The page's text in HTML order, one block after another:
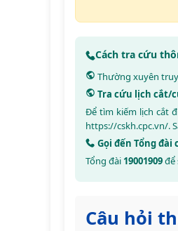
Cách tra cứu
Thường xuyên
Tra cứu lịch cắt/
Để tìm kiếm lịch cắt
https://cskh.cpc.vn/.
Gọi đến Tổng
Tổng đài 19001909để
Câu hỏi